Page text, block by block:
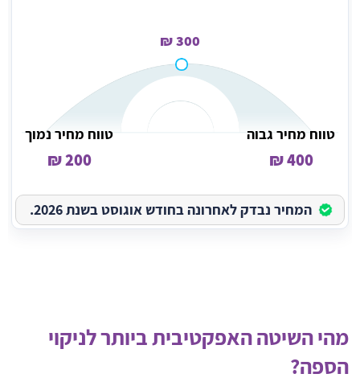
300 ₪
טווח מחיר גבוה
400 ₪
טווח מחיר נמוך
200 ₪
המחיר נבדק לאחרונה בחודש אוגוסט בשנת 2026.
מהי השיטה האפקטיבית ביותר לניקוי
הספה?